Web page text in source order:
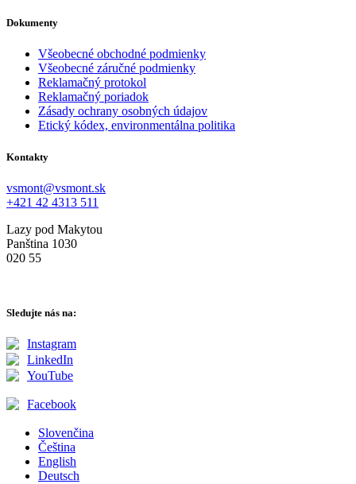
Dokumenty
Všeobecné obchodné podmienky
Všeobecné záručné podmienky
Reklamačný protokol
Reklamačný poriadok
Zásady ochrany osobných údajov
Etický kódex, environmentálna politika
Kontakty
vsmont@vsmont.sk
+421 42 4313 511
Lazy pod Makytou
Panština 1030
020 55
Sledujte nás na:
Instagram
LinkedIn
YouTube
Facebook
Slovenčina
Čeština
English
Deutsch